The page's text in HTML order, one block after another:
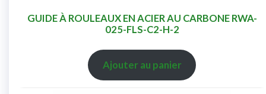
GUIDE À ROULEAUX EN ACIER AU CARBONE RWA-
025-FLS-C2-H-2
Ajouter au panier